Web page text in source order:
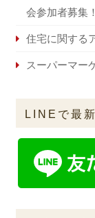
会参加者募集！
住宅に関する
スーパーマー
LINEで最